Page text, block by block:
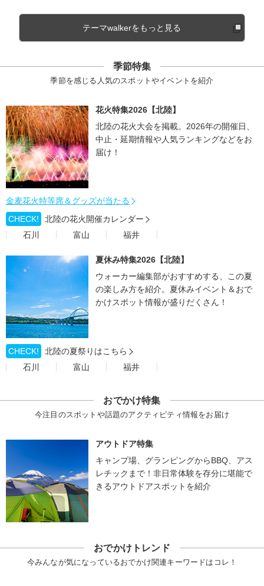
テーマwalkerをもっと見る
季節特集
季節を感じる人気のスポットやイベントを紹介
花火特集2026【北陸】
北陸の花火大会を掲載。2026年の開催日、
中止・延期情報や人気ランキングなどをお
届け！
金麦花火特等席＆グッズが当たる
CHECK!
北陸の花火開催カレンダー
石川
富山 福井
夏休み特集2026【北陸】
ウォーカー編集部がおすすめする、この夏
の楽しみ方を紹介。夏休みイベント＆おで
かけスポット情報が盛りだくさん！
CHECK!
北陸の夏祭りはこちら
石川
富山 福井
おでかけ特集
今注目のスポットや話題のアクティビティ情報をお届け
アウトドア特集
キャンプ場、グランピングからBBQ、アス
レチックまで！非日常体験を存分に堪能で
きるアウトドアスポットを紹介
おでかけトレンド
今みんなが気になっているおでかけ関連キーワードはコレ！